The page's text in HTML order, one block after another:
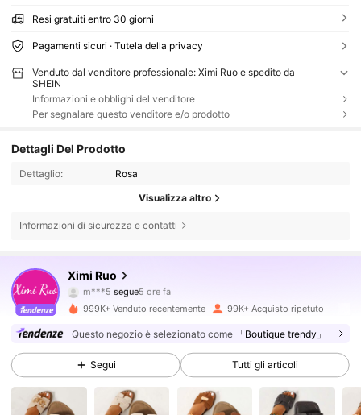
Resi gratuiti entro 30 giorni
Pagamenti sicuri · Tutela della privacy
Venduto dal venditore professionale: Ximi Ruo e spedito da
SHEIN
Informazioni e obblighi del venditore
Per segnalare questo venditore e/o prodotto
Dettagli Del Prodotto
Dettaglio: Rosa
Visualizza altro
Informazioni di sicurezza e contatti
Ximi Ruo
r***msta navigando
4.85
42K Follower
4.85 42K Follower
42K Follower
999K+ Venduto recentemente 99K+ Acquisto ripetuto
Questo negozio è selezionato come 「Boutique trendy」
Segui Tutti gli articoli